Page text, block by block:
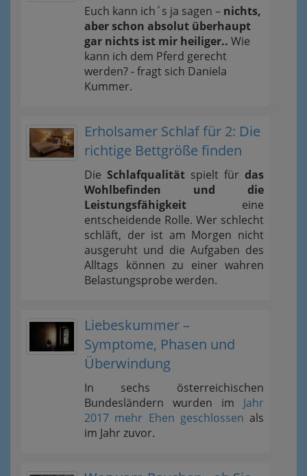
Euch kann ich´s ja sagen – nichts,
aber schon absolut überhaupt
gar nichts ist mir heiliger.. Wie
kann ich dem Pferd gerecht
werden? - fragt sich Daniela
Kummer.
Erholsamer Schlaf für 2: Die
richtige Bettgröße finden
Die Schlafqualität spielt für das
Wohlbefinden und die
Leistungsfähigkeit eine
entscheidende Rolle. Wer schlecht
schläft, der ist am Morgen nicht
ausgeruht und die Aufgaben des
Alltags können zu einer wahren
Belastungsprobe werden.
Liebeskummer –
Symptome, Phasen und
Überwindung
In sechs österreichischen
Bundesländern wurden im Jahr
2017 mehr Ehen geschlossen als
im Jahr zuvor.